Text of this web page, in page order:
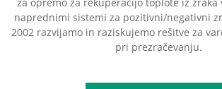
naprednimi sistemi za pozitivni/negativni
2002 razvijamo in raziskujemo rešitve za
pri prezračevanju.